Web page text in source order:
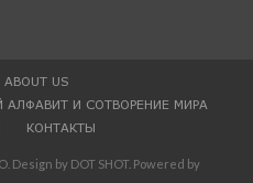
US
АЛФАВИТ И СОТВОРЕНИЕ МИРА
КОНТАКТЫ
Design by DOT SHOT. Powered by